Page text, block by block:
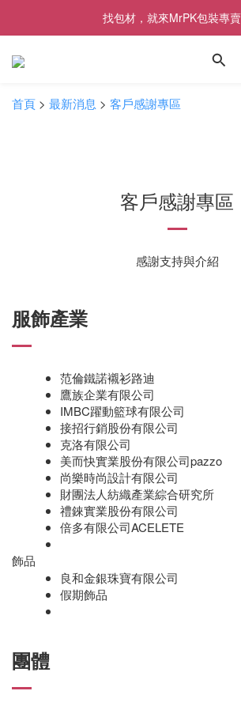
[限時優惠] 即日起登入會員消費滿1000元
找包材，就來MrPK包裝專
[限時優惠] 即日起登入會員消費滿1000元
首頁 > 最新消息 > 客戶感謝專區
客戶感謝專區
感謝支持與介紹
服飾產業
范倫鐵諾襯衫路迪
鷹族企業有限公司
IMBC躍動籃球有限公司
接招行銷股份有限公司
克洛有限公司
美而快實業股份有限公司pazzo
尚樂時尚設計有限公司
財團法人紡織產業綜合研究所
禮錸實業股份有限公司
倍多有限公司ACELETE
飾品
良和金銀珠寶有限公司
假期飾品
團體